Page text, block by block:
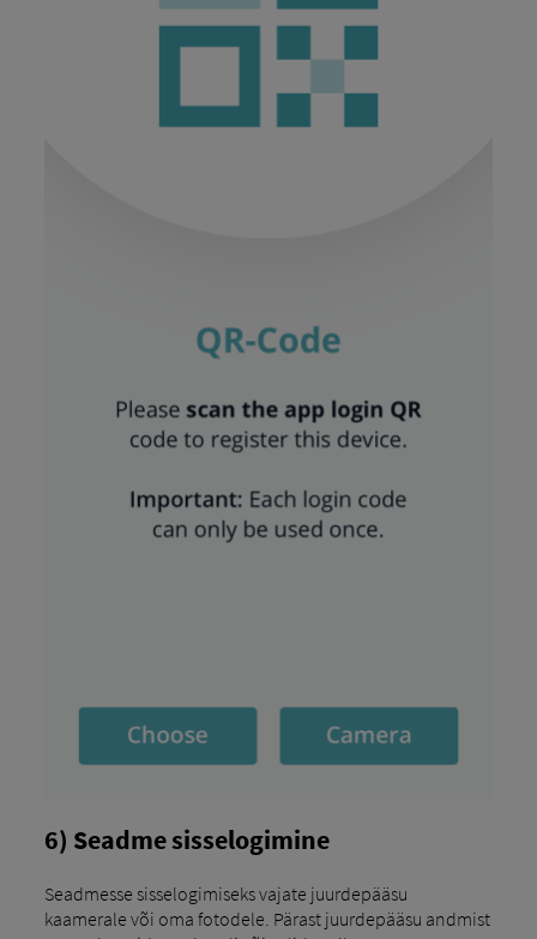
6) Seadme sisselogimine
Seadmesse sisselogimiseks vajate juurdepääsu
kaamerale või oma fotodele. Pärast juurdepääsu andmist